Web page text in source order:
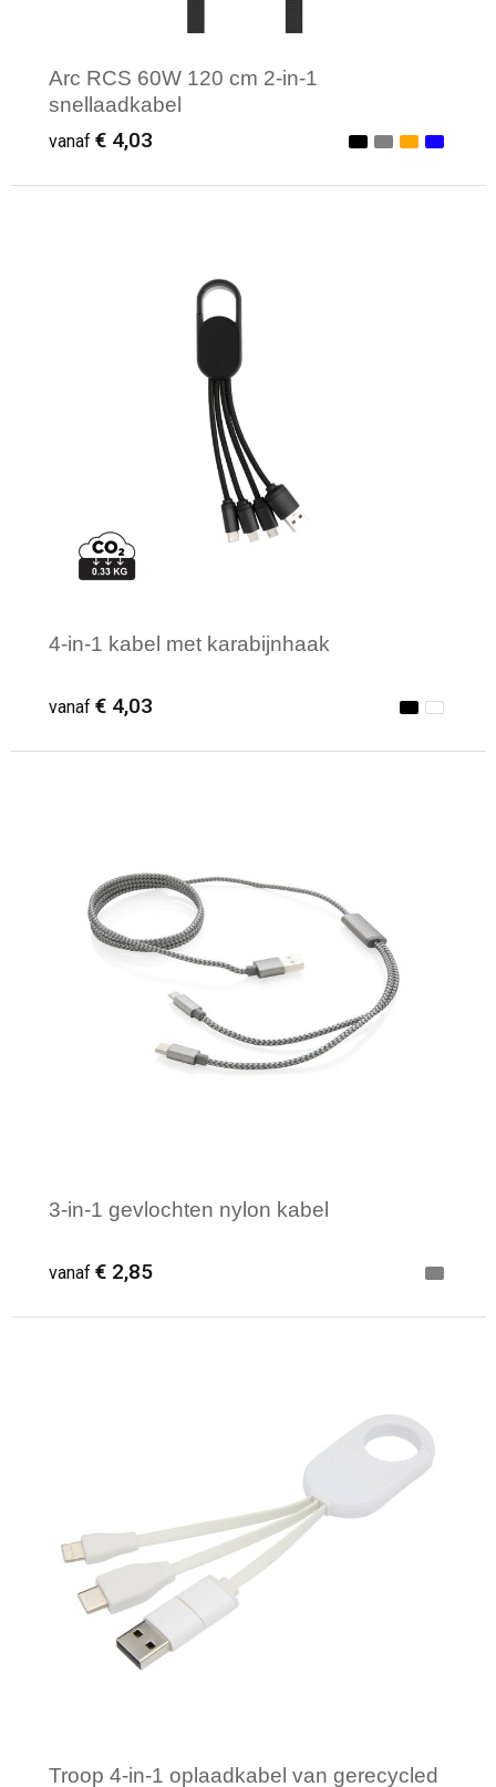
Arc RCS 60W 120 cm 2-in-1
snellaadkabel
vanaf € 4,03
4-in-1 kabel met karabijnhaak
vanaf € 4,03
3-in-1 gevlochten nylon kabel
vanaf € 2,85
Troop 4-in-1 oplaadkabel van gerecycled